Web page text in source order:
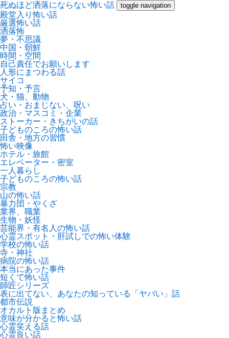
死ぬほど洒落にならない怖い話 toggle navigation
殿堂入り怖い話
厳選怖い話
洒落怖
夢・不思議
中国・朝鮮
時間・空間
自己責任でお願いします
人形にまつわる話
サイコ
予知・予言
犬・猫、動物
占い・おまじない、呪い
政治・マスコミ・企業
ストーカー・きちがいの話
子どものころの怖い話
田舎・地方の習慣
怖い映像
ホテル・旅館
エレベーター・密室
一人暮らし
子どものころの怖い話
宗教
山の怖い話
暴力団・やくざ
業界、職業
生物・妖怪
芸能界・有名人の怖い話
心霊スポット・肝試しでの怖い体験
学校の怖い話
寺・神社
病院の怖い話
本当にあった事件
短くて怖い話
師匠シリーズ
表に出てない、あなたの知っている「ヤバい」話
都市伝説
オカルト版まとめ
意味が分かると怖い話
心霊笑える話
心霊良い話